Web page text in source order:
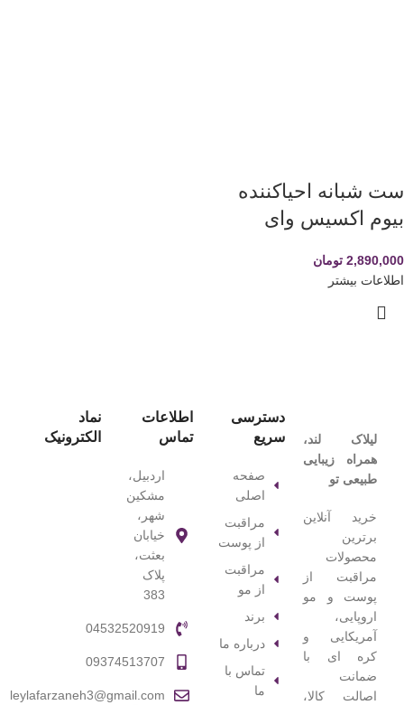
ست شبانه احیاکننده
بیوم اکسیس وای
2,890,000 تومان
اطلاعات بیشتر
لیلاک‌ لند،
همراه زیبایی
طبیعی تو
خرید آنلاین
برترین
محصولات
مراقبت از
پوست و مو
اروپایی،
آمریکایی و
کره ای با
ضمانت
اصالت کالا،
دسترسی
سریع
صفحه
اصلی
مراقبت
از پوست
مراقبت
از مو
برند
درباره ما
تماس با
ما
اطلاعات
تماس
اردبیل،
مشکین
شهر،
خیابان
بعثت،
پلاک
383
04532520919
09374513707
leylafarzaneh3@gmail.com
نماد
الکترونیک